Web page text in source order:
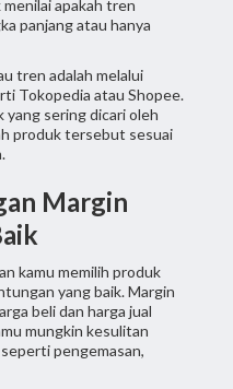
apakah tren
panjang atau hanya
tren adalah melalui
Tokopedia atau Shopee.
yang sering dicari oleh
produk tersebut sesuai
Margin
kamu memilih produk
yang baik. Margin
beli dan harga jual
mungkin kesulitan
pengemasan,